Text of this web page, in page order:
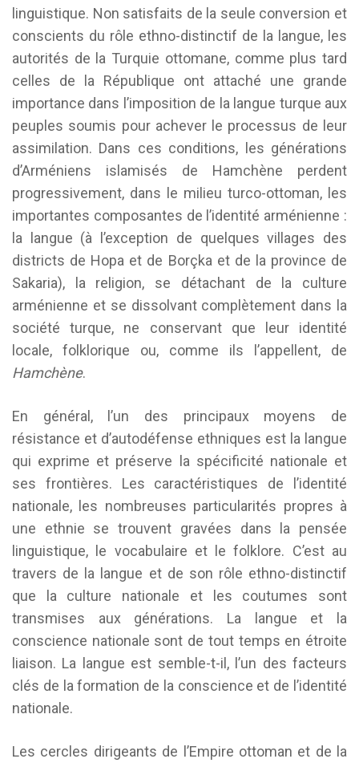
linguistique. Non satisfaits de la seule conversion et
conscients du rôle ethno-distinctif de la langue, les
autorités de la Turquie ottomane, comme plus tard
celles de la République ont attaché une grande
importance dans l’imposition de la langue turque aux
peuples soumis pour achever le processus de leur
assimilation. Dans ces conditions, les générations
d’Arméniens islamisés de Hamchène perdent
progressivement, dans le milieu turco-ottoman, les
importantes composantes de l’identité arménienne :
la langue (à l’exception de quelques villages des
districts de Hopa et de Borçka et de la province de
Sakaria), la religion, se détachant de la culture
arménienne et se dissolvant complètement dans la
société turque, ne conservant que leur identité
locale, folklorique ou, comme ils l’appellent, de
Hamchène.
En général, l’un des principaux moyens de
résistance et d’autodéfense ethniques est la langue
qui exprime et préserve la spécificité nationale et
ses frontières. Les caractéristiques de l’identité
nationale, les nombreuses particularités propres à
une ethnie se trouvent gravées dans la pensée
linguistique, le vocabulaire et le folklore. C’est au
travers de la langue et de son rôle ethno-distinctif
que la culture nationale et les coutumes sont
transmises aux générations. La langue et la
conscience nationale sont de tout temps en étroite
liaison. La langue est semble-t-il, l’un des facteurs
clés de la formation de la conscience et de l’identité
nationale.
Les cercles dirigeants de l’Empire ottoman et de la